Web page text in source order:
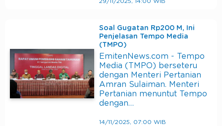
Soal Gugatan Rp200 M, Ini
Penjelasan Tempo Media
(TMPO)
EmitenNews.com - Tempo
Media (TMPO) berseteru
dengan Menteri Pertanian
Amran Sulaiman. Menteri
Pertanian menuntut Tempo
dengan…
14/11/2025, 07:00 WIB